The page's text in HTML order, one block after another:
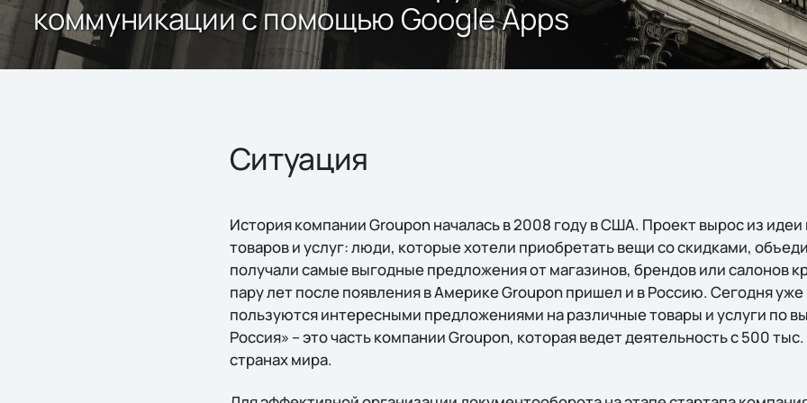
коммуникации с помощью Google Apps
Ситуация
История компании Groupon началась в 2008 году в США. Проект вырос из
товаров и услуг: люди, которые хотели приобретать вещи со скидками,
получали самые выгодные предложения от магазинов, брендов или салонов
пару лет после появления в Америке Groupon пришел и в Россию. Сегодня
пользуются интересными предложениями на различные товары и услуги по
Россия» – это часть компании Groupon, которая ведет деятельность с 500
странах мира.